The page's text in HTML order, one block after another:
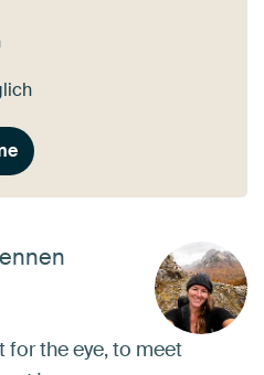
for the eye, to meet